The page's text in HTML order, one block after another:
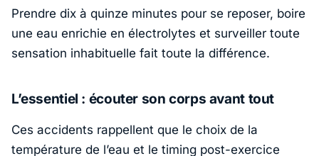
Prendre dix à quinze minutes pour se reposer, boire
une eau enrichie en électrolytes et surveiller toute
sensation inhabituelle fait toute la différence.
L’essentiel : écouter son corps avant tout
Ces accidents rappellent que le choix de la
température de l’eau et le timing post-exercice